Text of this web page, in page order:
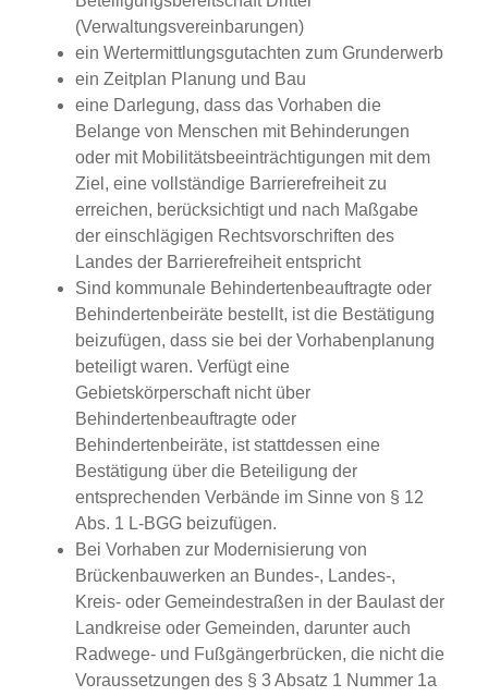
(Verwaltungsvereinbarungen)
ein Wertermittlungsgutachten zum Grunderwerb
ein Zeitplan Planung und Bau
eine Darlegung, dass das Vorhaben die
Belange von Menschen mit Behinderungen
oder mit Mobilitätsbeeinträchtigungen mit dem
Ziel, eine vollständige Barrierefreiheit zu
erreichen, berücksichtigt und nach Maßgabe
der einschlägigen Rechtsvorschriften des
Landes der Barrierefreiheit entspricht
Sind kommunale Behindertenbeauftragte oder
Behindertenbeiräte bestellt, ist die Bestätigung
beizufügen, dass sie bei der Vorhabenplanung
beteiligt waren. Verfügt eine
Gebietskörperschaft nicht über
Behindertenbeauftragte oder
Behindertenbeiräte, ist stattdessen eine
Bestätigung über die Beteiligung der
entsprechenden Verbände im Sinne von § 12
Abs. 1 L-BGG beizufügen.
Bei Vorhaben zur Modernisierung von
Brückenbauwerken an Bundes-, Landes-,
Kreis- oder Gemeindestraßen in der Baulast der
Landkreise oder Gemeinden, darunter auch
Radwege- und Fußgängerbrücken, die nicht die
Voraussetzungen des § 3 Absatz 1 Nummer 1a